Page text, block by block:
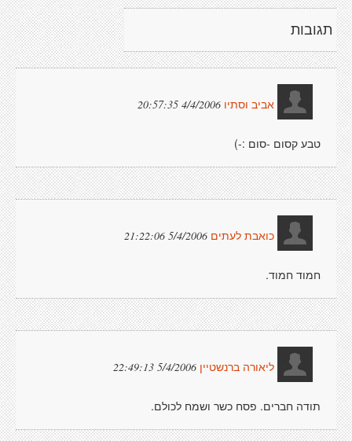
תגובות
אביב וסתיו 4/4/2006 20:57:35
טבע קסום -סום :-)
כואבת לעתים 5/4/2006 21:22:06
חמוד חמוד.
ליאורה ברנשטיין 5/4/2006 22:49:13
תודה חברים. פסח כשר ושמח לכולם.